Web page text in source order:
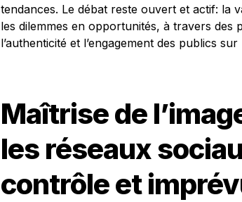
tendances. Le débat reste ouvert et actif: la
les dilemmes en opportunités, à travers
l’authenticité et l’engagement des publics
Maîtrise de
les réseaux
contrôle et